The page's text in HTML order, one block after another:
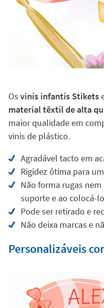
Os vinis infantis Stikets
material têxtil de alta
maior qualidade em
vinis de plástico.
Agradável tacto em
Rigidez ótima para
Não forma rugas
suporte e ao colocá-lo
Pode ser retirado e
Não deixa marcas e
Personalizáveis